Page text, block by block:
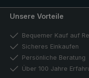
Unsere Vorteile
Bequemer Kauf auf
Sicheres Einkaufen
Persönliche Beratung
Über 100 Jahre